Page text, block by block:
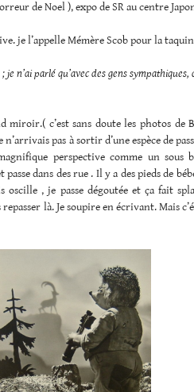
de Noel ), expo de SR au centre
je l’appelle Mémère Scob pour la
n’ai parlé qu’avec des gens sympathiques,
miroir.( c’est sans doute les photos de
pas à sortir d’une espèce de
perspective comme un
dans des rue . Il y a des pieds de
, je passe dégoutée et ça fait
là. Je soupire en écrivant. Mais